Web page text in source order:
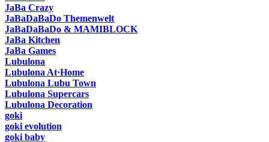
JaBa Crazy
JaBaDaBaDo Themenwelt
JaBaDaBaDo & MAMIBLOCK
JaBa Kitchen
JaBa Games
Lubulona
Lubulona At·Home
Lubulona Lubu Town
Lubulona Supercars
Lubulona Decoration
goki
goki evolution
goki baby